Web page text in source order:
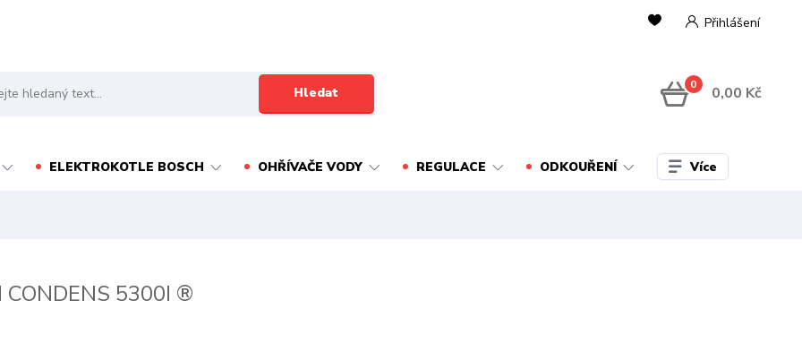
Přihlášení
Hledat 0 0,00 Kč
ELEKTROKOTLE BOSCH OHŘÍVAČE VODY REGULACE ODKOUŘENÍ Více
CONDENS 5300I ®